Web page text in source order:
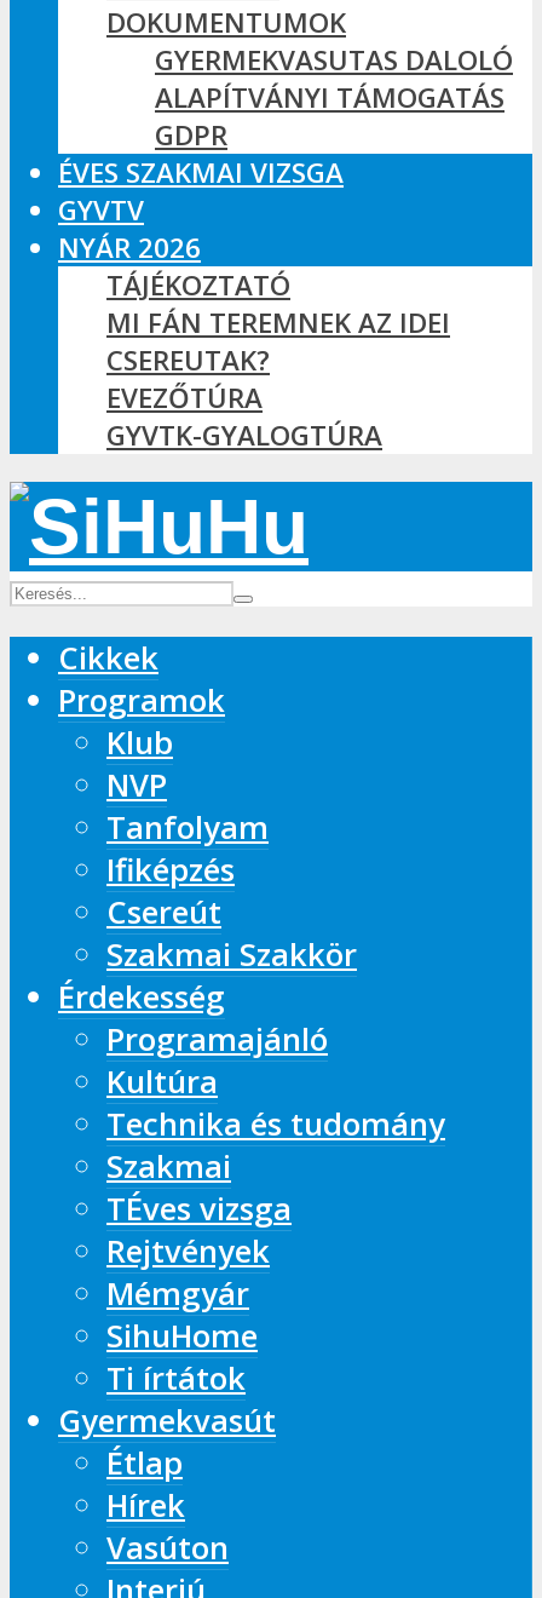
DOKUMENTUMOK
GYERMEKVASUTAS DALOLÓ
ALAPÍTVÁNYI TÁMOGATÁS
GDPR
ÉVES SZAKMAI VIZSGA
GYVTV
NYÁR 2026
TÁJÉKOZTATÓ
MI FÁN TEREMNEK AZ IDEI
CSEREUTAK?
EVEZŐTÚRA
GYVTK-GYALOGTÚRA
Cikkek
Programok
Klub
NVP
Tanfolyam
Ifiképzés
Csereút
Szakmai Szakkör
Érdekesség
Programajánló
Kultúra
Technika és tudomány
Szakmai
TÉves vizsga
Rejtvények
Mémgyár
SihuHome
Ti írtátok
Gyermekvasút
Étlap
Hírek
Vasúton